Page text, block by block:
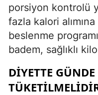
porsiyon kontrolü
fazla kalori
beslenme
badem, sağlıklı
DIYETTE